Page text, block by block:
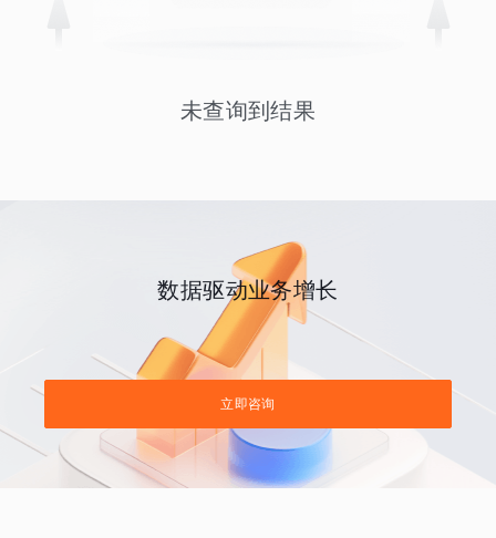
未查询到结果
数据驱动业务增长
立即咨询